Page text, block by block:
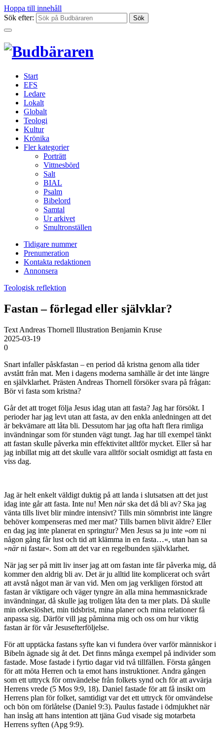
Hoppa till innehåll
Sök efter:
Start
EFS
Ledare
Lokalt
Globalt
Teologi
Kultur
Krönika
Fler kategorier
Porträtt
Vittnesbörd
Salt
BIAL
Psalm
Bibelord
Samtal
Ur arkivet
Smultronställen
Tidigare nummer
Prenumeration
Kontakta redaktionen
Annonsera
Teologisk reflektion
Fastan – förlegad eller självklar?
Text Andreas Thornell Illustration Benjamin Kruse
2025-03-19
0
Snart infaller påskfastan – en period då kristna genom alla tider
avstått från mat. Men i dagens moderna samhälle är det inte längre
en självklarhet. Prästen Andreas Thornell försöker svara på frågan:
Bör vi fasta som kristna?
Går det att troget följa Jesus idag utan att fasta? Jag har försökt. I
perioder har jag levt utan att fasta, av den enkla anledningen att det
är bekvämare att låta bli. Dessutom har jag ofta haft flera rimliga
invändningar som för stunden vägt tungt. Jag har till exempel tänkt
att fastan skulle påverka min effektivitet alltför mycket. Eller så har
jag inbillat mig att det skulle vara alltför socialt osmidigt att fasta en
viss dag.
Jag är helt enkelt väldigt duktig på att landa i slutsatsen att det just
idag inte går att fasta. Inte nu! Men närska det då bli av? Ska jag
vänta tills livet blir mindre intensivt? Tills min sömnbrist inte längre
behöver kompenseras med mer mat? Tills barnen blivit äldre? Eller
en dag jag inte planerat en springtur? Men Jesus sa ju inte »om ni
någon gång får lust och tid att klämma in en fasta…«, utan han sa
»närni fastar«. Som att det var en regelbunden självklarhet.
När jag ser på mitt liv inser jag att om fastan inte får påverka mig, då
kommer den aldrig bli av. Det är ju alltid lite komplicerat och svårt
att avstå något man är van vid. Men om jag verkligen förstod att
fastan är viktigare och väger tyngre än alla mina hemmasnickrade
invändningar, då skulle jag troligen låta den ta mer plats. Då skulle
min orkeslöshet, min tidsbrist, mina planer och mina relationer få
anpassa sig. Därför vill jag påminna mig och oss om hur viktig
fastan är för vår Jesusefterföljelse.
För att upptäcka fastans syfte kan vi fundera över varför människor i
Bibeln ägnade sig åt det. Det finns många exempel på individer som
fastade. Mose fastade i fyrtio dagar vid två tillfällen. Första gången
för att möta Herren och ta emot hans instruktioner. Andra gången
som ett uttryck för omvändelse från folkets synd och för att avvärja
Herrens vrede (5 Mos 9:9, 18). Daniel fastade för att få insikt om
Herrens plan för folket, samtidigt var det ett uttryck för omvändelse
och bön om förlåtelse (Daniel 9:3). Paulus fastade i ödmjukhet när
han insåg att hans intention att tjäna Gud visade sig motarbeta
Herrens syften (Apg 9:9).